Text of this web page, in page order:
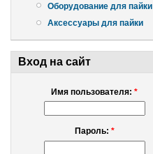
Оборудование для пайки
Аксессуары для пайки
Вход на сайт
Имя пользователя: *
Пароль: *